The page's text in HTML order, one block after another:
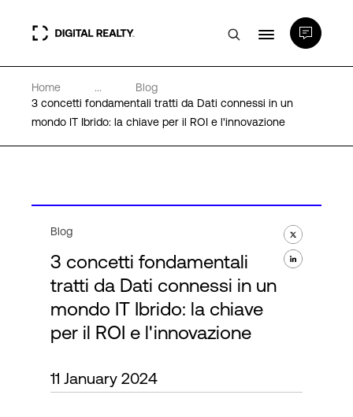
Data center
PlatformDIGITAL®
Home ...
Blog
3 concetti fondamentali tratti da Dati connessi in un
mondo IT Ibrido: la chiave per il ROI e l'innovazione
Blog
3 concetti fondamentali
tratti da Dati connessi in un
mondo IT Ibrido: la chiave
per il ROI e l'innovazione
11 January 2024